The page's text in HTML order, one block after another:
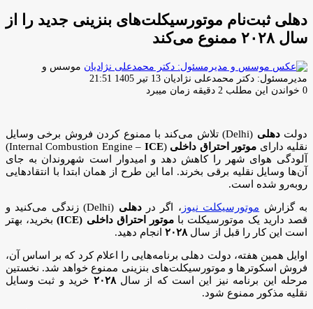
دهلی ثبت‌نام موتورسیکلت‌های بنزینی جدید را از
سال ۲۰۲۸ ممنوع می‌کند
موسس و
مدیرمسئول: دکتر محمدعلی نژادیان ارسال
ایمیل
13 تیر 1405 21:51
0 خواندن این مطلب 2 دقیقه زمان میبرد
دولتدهلی
(Delhi) تلاش می‌کند با ممنوع کردن فروش برخی وسایل
نقلیه دارای موتور احتراق داخلی (Internal Combustion Engine –
ICE
)
آلودگی هوای شهر را کاهش دهد و امیدوار است شهروندان به جای
آن‌ها وسایل نقلیه برقی بخرند. اما این طرح از همان ابتدا با انتقادهایی
روبه‌رو شده است.
به گزارش موتورسیکلت نیوز ، اگر دردهلی
(Delhi) زندگی می‌کنید و
قصد دارید یک موتورسیکلت با موتور احتراق داخلی (ICE)
بخرید، بهتر
است این کار را قبل از سال ۲۰۲۸ انجام دهید.
اوایل همین هفته، دولت دهلی برنامه‌هایی را اعلام کرد که بر اساس آن،
فروش اسکوترها و موتورسیکلت‌های بنزینی ممنوع خواهد شد. نخستین
مرحله این برنامه نیز این است که از سال۲۰۲۸ خرید و ثبت وسایل
نقلیه مذکور ممنوع شود.